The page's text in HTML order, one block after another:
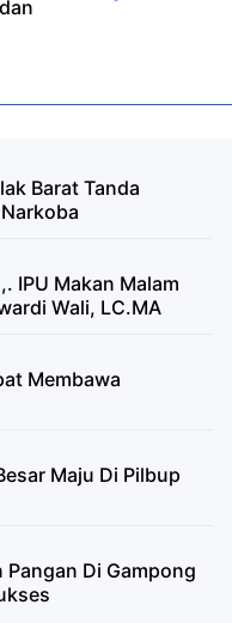
Barat Tanda
IPU Makan Malam
Wali, LC.MA
Membawa
Maju Di Pilbup
Pangan Di Gampong